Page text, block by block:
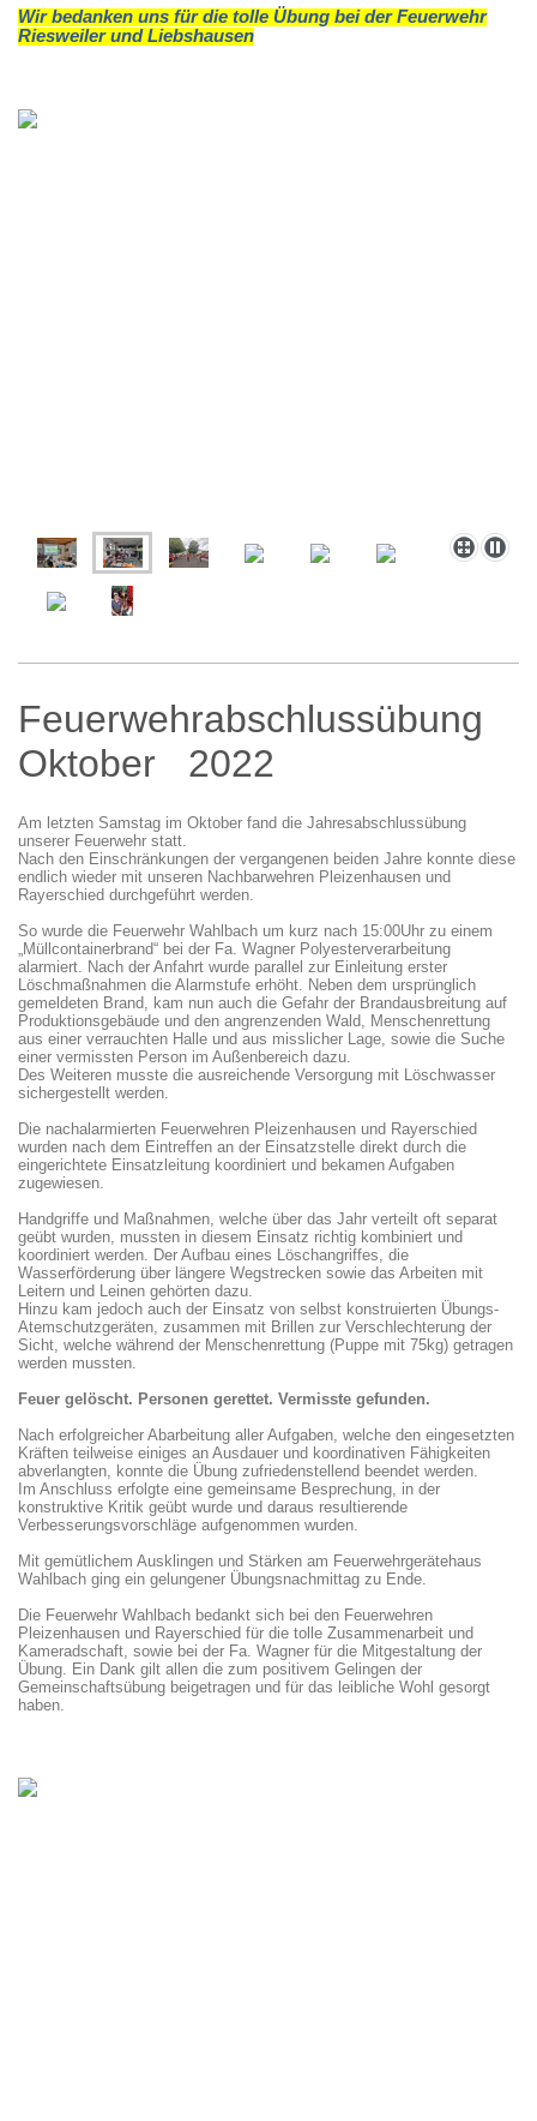
Wir bedanken uns für die tolle Übung bei der Feuerwehr
Riesweiler und Liebshausen
Feuerwehrabschlussübung
Oktober 2022
Am letzten Samstag im Oktober fand die Jahresabschlussübung
unserer Feuerwehr statt.
Nach den Einschränkungen der vergangenen beiden Jahre konnte diese
endlich wieder mit unseren Nachbarwehren Pleizenhausen und
Rayerschied durchgeführt werden.
So wurde die Feuerwehr Wahlbach um kurz nach 15:00Uhr zu einem
„Müllcontainerbrand“ bei der Fa. Wagner Polyesterverarbeitung
alarmiert. Nach der Anfahrt wurde parallel zur Einleitung erster
Löschmaßnahmen die Alarmstufe erhöht. Neben dem ursprünglich
gemeldeten Brand, kam nun auch die Gefahr der Brandausbreitung auf
Produktionsgebäude und den angrenzenden Wald, Menschenrettung
aus einer verrauchten Halle und aus misslicher Lage, sowie die Suche
einer vermissten Person im Außenbereich dazu.
Des Weiteren musste die ausreichende Versorgung mit Löschwasser
sichergestellt werden.
Die nachalarmierten Feuerwehren Pleizenhausen und Rayerschied
wurden nach dem Eintreffen an der Einsatzstelle direkt durch die
eingerichtete Einsatzleitung koordiniert und bekamen Aufgaben
zugewiesen.
Handgriffe und Maßnahmen, welche über das Jahr verteilt oft separat
geübt wurden, mussten in diesem Einsatz richtig kombiniert und
koordiniert werden. Der Aufbau eines Löschangriffes, die
Wasserförderung über längere Wegstrecken sowie das Arbeiten mit
Leitern und Leinen gehörten dazu.
Hinzu kam jedoch auch der Einsatz von selbst konstruierten Übungs-
Atemschutzgeräten, zusammen mit Brillen zur Verschlechterung der
Sicht, welche während der Menschenrettung (Puppe mit 75kg) getragen
werden mussten.
Feuer gelöscht. Personen gerettet. Vermisste gefunden.
Nach erfolgreicher Abarbeitung aller Aufgaben, welche den eingesetzten
Kräften teilweise einiges an Ausdauer und koordinativen Fähigkeiten
abverlangten, konnte die Übung zufriedenstellend beendet werden.
Im Anschluss erfolgte eine gemeinsame Besprechung, in der
konstruktive Kritik geübt wurde und daraus resultierende
Verbesserungsvorschläge aufgenommen wurden.
Mit gemütlichem Ausklingen und Stärken am Feuerwehrgerätehaus
Wahlbach ging ein gelungener Übungsnachmittag zu Ende.
Die Feuerwehr Wahlbach bedankt sich bei den Feuerwehren
Pleizenhausen und Rayerschied für die tolle Zusammenarbeit und
Kameradschaft, sowie bei der Fa. Wagner für die Mitgestaltung der
Übung. Ein Dank gilt allen die zum positivem Gelingen der
Gemeinschaftsübung beigetragen und für das leibliche Wohl gesorgt
haben.